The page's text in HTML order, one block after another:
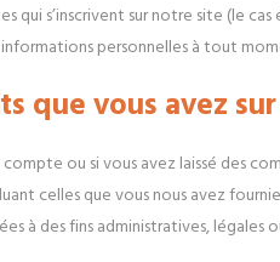
qui s’inscrivent sur notre site (le
informations personnelles à tout
que vous avez
compte ou si vous avez laissé des
celles que vous nous avez
à des fins administratives, légales